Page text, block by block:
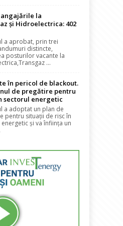
la
și Hidroelectrica: 402
a aprobat, prin trei
distincte,
posturilor vacante la
...
în pericol de blackout.
de pregătire pentru
sectorul energetic
a adoptat un plan de
pentru situații de risc în
și va înființa un